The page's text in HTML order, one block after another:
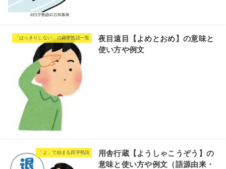
「はっきりしない」の四字熟語一覧
夜目遠目【よめとおめ】の意味と
使い方や例文
「よ」で始まる四字熟語
用舎行蔵【ようしゃこうぞう】の
意味と使い方や例文（語源由来・